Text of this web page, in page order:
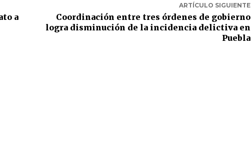
a
ARTÍCULO SIGUIENTE
Coordinación entre tres órdenes de gobierno
logra disminución de la incidencia delictiva en
Puebla